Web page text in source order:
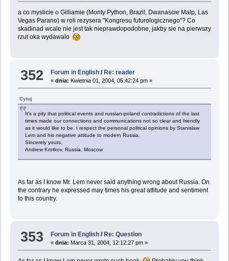
a co myslicie o Gilliamie (Monty Python, Brazil, Dwanascie Malp, Las
Vegas Parano) w roli rezysera "Kongresu futurologicznego"? Co
skadinad wcale nie jest tak nieprawdopodobne, jakby sie na pierwszy
rzut oka wydawalo
352 Forum in English / Re: reader
«dnia: Kwietnia 01, 2004, 05:42:24 pm »
Cytuj
It's a pity that political events and russian-poland contradictions of the last
times made our connections and communications not so clear and friendly
as it would like to be. I respect the personal political opinions by Stanislaw
Lem and his negative attitude to modern Russia.
Sincerely yours,
Andrew Krotkov, Russia, Moscow
As far as I know Mr. Lem never said anything wrong about Russia. On
the contrary he expressed may times his great attitude and sentiment
to this country.
353 Forum in English /Re: Question
«dnia: Marca 31, 2004, 12:12:27 pm »